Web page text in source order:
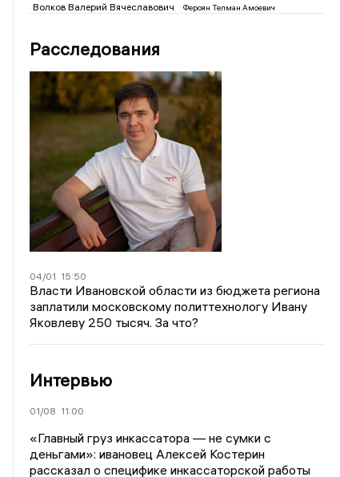
Волков Валерий Вячеславович Фероян Телман Амоевич
Расследования
04/01 15:50
Власти Ивановской области из бюджета региона
заплатили московскому политтехнологу Ивану
Яковлеву 250 тысяч. За что?
Интервью
01/08 11:00
«Главный груз инкассатора — не сумки с
деньгами»: ивановец Алексей Костерин
рассказал о специфике инкассаторской работы